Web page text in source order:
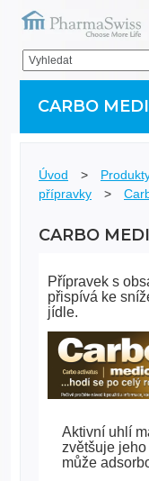
CARBO
Úvod >
přípravky
>
CARBO
Přípravek s
přispívá ke
jídle.
Aktivní uhlí
zvětšuje
může